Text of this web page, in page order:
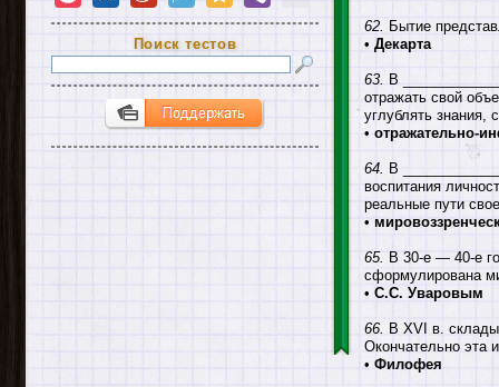
62. Бытие
• Декарта
63. В
отражать свой
углублять знания,
• отражательно-
64. В
воспитания
реальные пути
•
65. В 30-е — 40-е
сформулирована
• С.С. Уваровым
66. В XVI в.
Окончательно эта
• Филофея
Поиск тестов